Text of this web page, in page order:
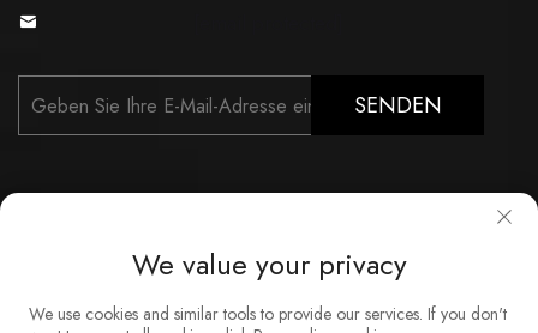
SENDEN
Copyright © Shanghai Xunzhong Industry Co., Ltd. Alle
We value your privacy
We use cookies and similar tools to provide our services. If you don't